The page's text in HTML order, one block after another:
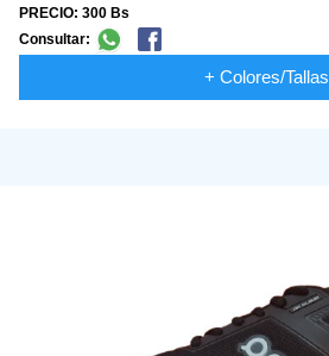
PRECIO: 300 Bs
Consultar:
+ Colores/Tallas